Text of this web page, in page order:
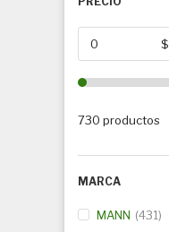
De $
730 productos
MARCA
MANN
431